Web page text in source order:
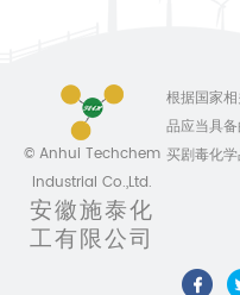
© Anhui Techchem
Industrial Co.,Ltd.
安徽施泰化
工有限公司
根据国家
品应当具
买剧毒化